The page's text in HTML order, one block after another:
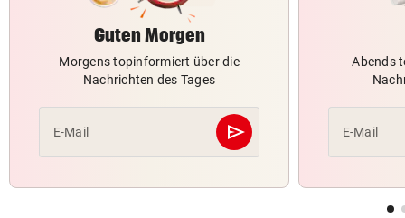
Guten Morgen
Morgens topinformiert über die
Nachrichten des Tages
E-Mail send
Abschicken
Abends
E-Mail